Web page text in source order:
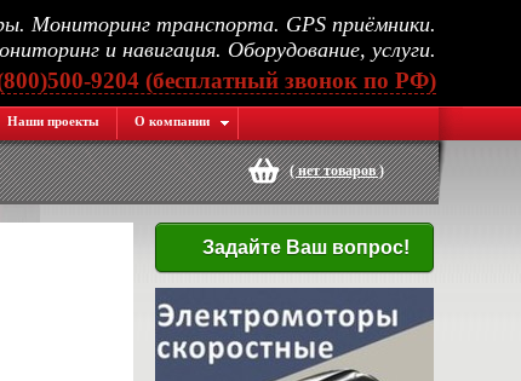
Мониторинг транспорта. GPS приёмники.
и навигация. Оборудование, услуги.
9204 (бесплатный звонок по РФ)
Наши проекты О компании
(нет товаров)
Задайте Ваш вопрос!